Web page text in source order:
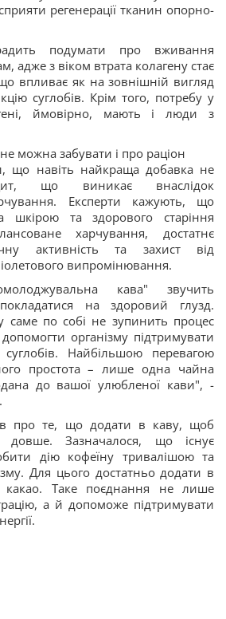
регенерації тканин опорно-
подумати про вживання
адже з віком втрата колагену стає
впливає як на зовнішній вигляд
суглобів. Крім того, потребу у
ймовірно, мають і люди з
можна забувати і про раціон
що навіть найкраща добавка не
що виникає внаслідок
Експерти кажують, що
шкірою та здорового старіння
харчування, достатнє
активність та захист від
випромінювання.
кава" звучить
на здоровий глузд.
саме по собі не зупинить процес
організму підтримувати
Найбільшою перевагою
простота – лише одна чайна
до вашої улюбленої кави", -
про те, що додати в каву, щоб
довше. Зазначалося, що існує
дію кофеїну тривалішою та
Для цього достатньо додати в
Таке поєднання не лише
а й допоможе підтримувати